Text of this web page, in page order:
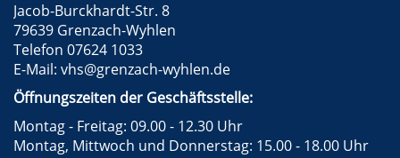
Jacob-Burckhardt-Str. 8
79639 Grenzach-Wyhlen
Telefon 07624 1033
E-Mail: vhs@grenzach-wyhlen.de
Öffnungszeiten der Geschäftsstelle:
Montag - Freitag: 09.00 - 12.30 Uhr
Montag, Mittwoch und Donnerstag: 15.00 - 18.00 Uhr